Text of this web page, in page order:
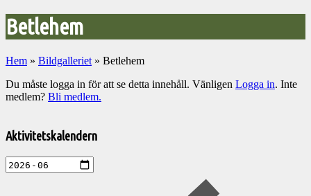
Betlehem
Hem » Bildgalleriet » Betlehem
Du måste logga in för att se detta innehåll. Vänligen Logga in. Inte
medlem? Bli medlem.
till
aktiviteter
Aktivitetskalendern